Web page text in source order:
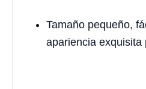
Tamaño pequeño,
apariencia exquisita